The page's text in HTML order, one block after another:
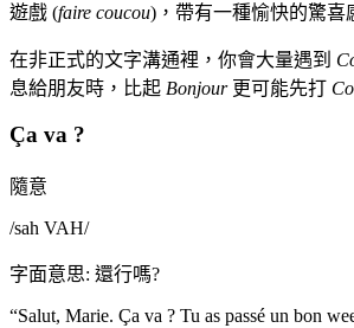
遊戲 (faire coucou)，帶有一種愉快的驚喜
在非正式的文字溝通裡，你會大量遇到
息給朋友時，比起 Bonjour更可能先打
Ça va ?
隨意
/sah VAH/
字面意思: 還行嗎?
“Salut, Marie. Ça va ? Tu as passé un bon